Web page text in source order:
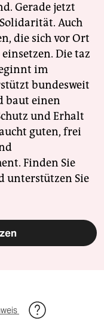
Gerade jetzt
Auch
die sich vor Ort
Die taz
im
bundesweit
baut einen
und Erhalt
guten, frei
Finden Sie
unterstützen Sie